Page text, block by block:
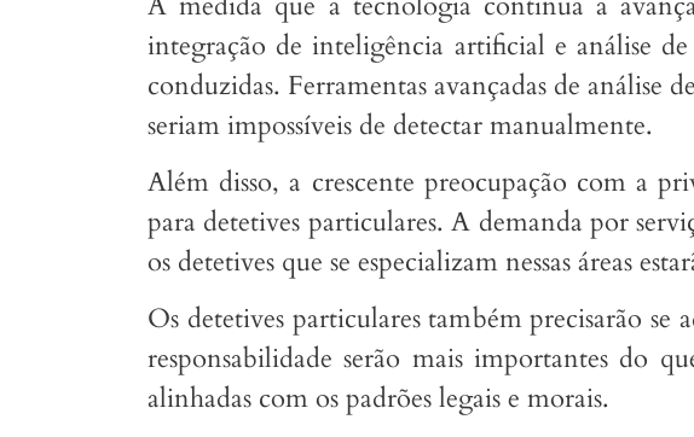
integração de inteligência artificial e análise
conduzidas. Ferramentas avançadas de análise
seriam impossíveis de detectar manualmente.
Além disso, a crescente preocupação com a
para detetives particulares. A demanda por
os detetives que se especializam nessas áreas
Os detetives particulares também precisarão se
responsabilidade serão mais importantes do
alinhadas com os padrões legais e morais.